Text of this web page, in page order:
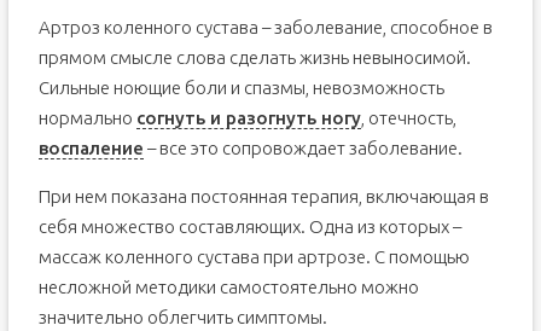
Артроз коленного сустава – заболевание, способное в
прямом смысле слова сделать жизнь невыносимой.
Сильные ноющие боли и спазмы, невозможность
нормально согнуть и разогнуть ногу, отечность,
воспаление – все это сопровождает заболевание.
При нем показана постоянная терапия, включающая в
себя множество составляющих. Одна из которых –
массаж коленного сустава при артрозе. С помощью
несложной методики самостоятельно можно
значительно облегчить симптомы.